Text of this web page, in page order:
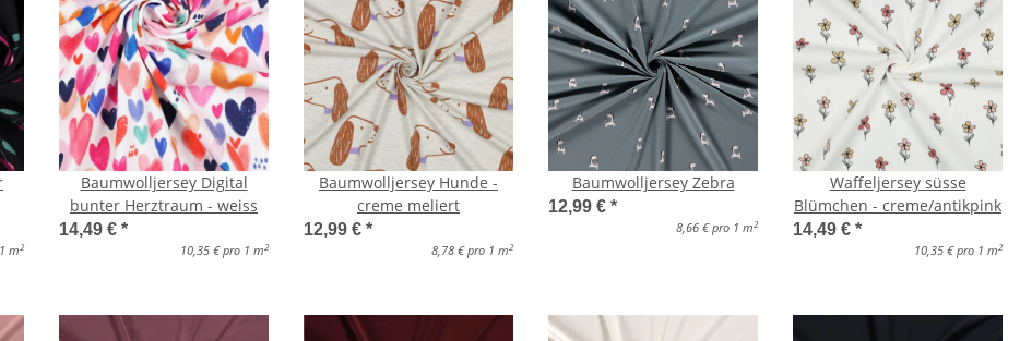
m2
Baumwolljersey Digital
bunter Herztraum - weiss
14,49 € *
10,35 € pro 1 m2
Baumwolljersey Hunde -
creme meliert
12,99 € *
8,78 € pro 1 m2
Baumwolljersey Zebra
12,99 € *
8,66 € pro 1 m2
Waffeljersey süsse
Blümchen - creme/antikpink
14,49 € *
10,35 € pro 1 m2